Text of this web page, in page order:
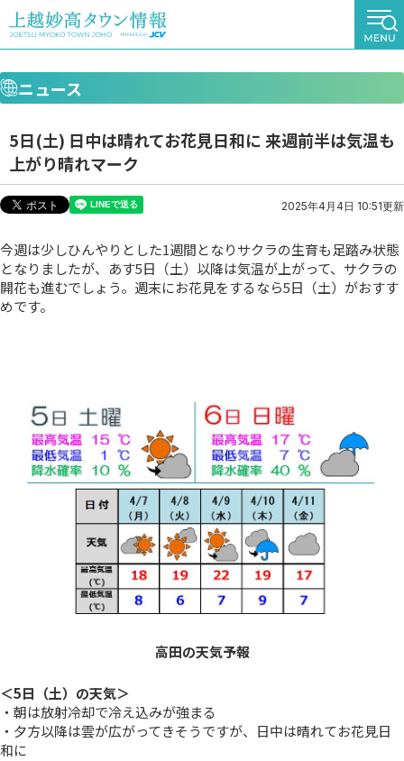
ニュース
5日(土) 日中は晴れてお花見日和に 来週前半は気温も
上がり晴れマーク
2025年4月4日 10:51更新
今週は少しひんやりとした1週間となりサクラの生育も足踏み状態
となりましたが、あす5日（土）以降は気温が上がって、サクラの
開花も進むでしょう。週末にお花見をするなら5日（土）がおすす
めです。
高田の天気予報
＜5日（土）の天気＞
・朝は放射冷却で冷え込みが強まる
・夕方以降は雲が広がってきそうですが、日中は晴れてお花見日
和に